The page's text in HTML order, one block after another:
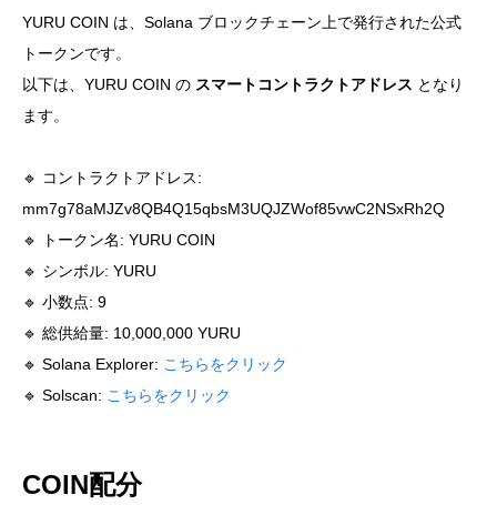
YURU COIN は、Solana ブロックチェーン上で発行された公式
トークンです。
以下は、YURU COIN の スマートコントラクトアドレス となり
ます。
🔹 コントラクトアドレス:
mm7g78aMJZv8QB4Q15qbsM3UQJZWof85vwC2NSxRh2Q
🔹 トークン名: YURU COIN
🔹 シンボル: YURU
🔹 小数点: 9
🔹 総供給量: 10,000,000 YURU
🔹 Solana Explorer: こちらをクリック
🔹 Solscan: こちらをクリック
COIN配分